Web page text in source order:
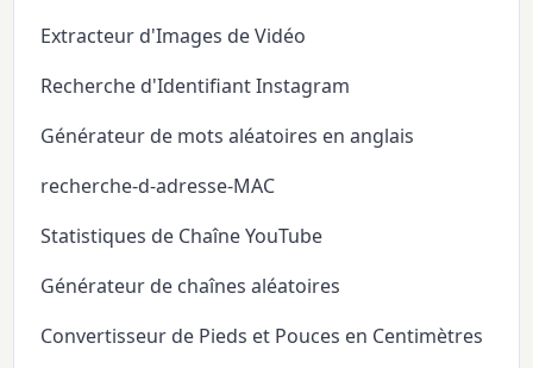
Extracteur d'Images de Vidéo
Recherche d'Identifiant Instagram
Générateur de mots aléatoires en anglais
recherche-d-adresse-MAC
Statistiques de Chaîne YouTube
Générateur de chaînes aléatoires
Convertisseur de Pieds et Pouces en Centimètres